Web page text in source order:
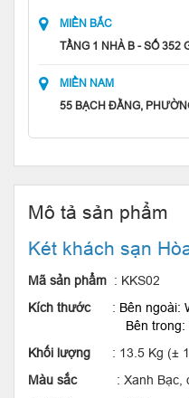
MIỀN BẮC
TẦNG 1 NHÀ B - SỐ 352
MIỀN NAM
55 BẠCH ĐẰNG,
Mô tả sản phẩm
Két khách sạn
Mã sản phẩm : KKS02
Kích thước : Bên ngoài:
Bên trong: W416
Khối lượng : 13.5 Kg (±
Màu sắc
: Xanh Bạc,